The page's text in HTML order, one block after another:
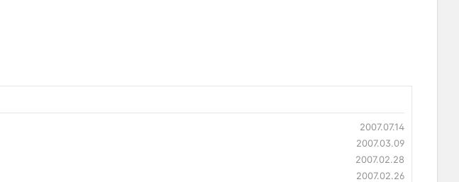
2007.07.14
2007.03.09
2007.02.28
2007.02.26